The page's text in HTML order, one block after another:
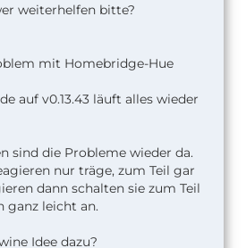
weiterhelfen bitte?
mit Homebridge-Hue
auf v0.13.43 läuft alles wieder
sind die Probleme wieder da.
nur träge, zum Teil gar
dann schalten sie zum Teil
ganz leicht an.
Idee dazu?